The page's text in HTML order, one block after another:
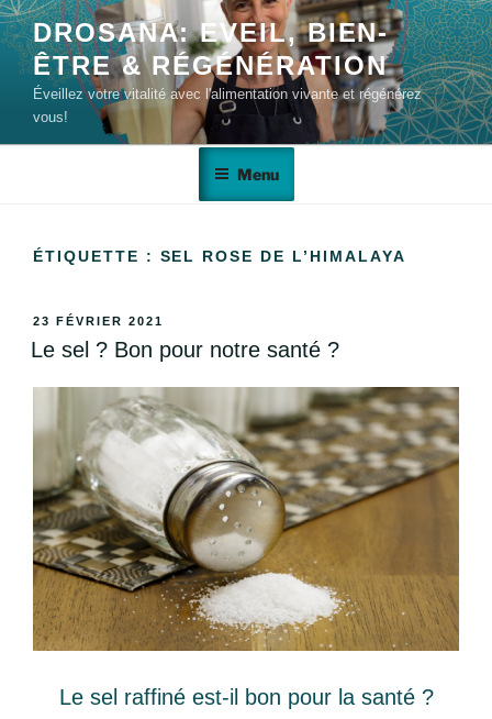
DROSANA: EVEIL, BIEN-
ÊTRE & RÉGÉNÉRATION
Éveillez votre vitalité avec l'alimentation vivante et régénérez
vous!
Menu
ÉTIQUETTE : SEL ROSE DE L’HIMALAYA
23 FÉVRIER 2021
Le sel ? Bon pour notre santé ?
Le sel raffiné est-il bon pour la santé ?